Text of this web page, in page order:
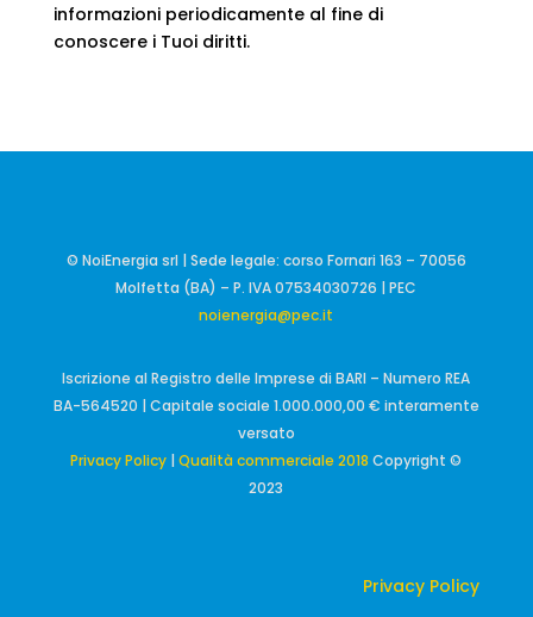
informazioni periodicamente al fine di
conoscere i Tuoi diritti.
© NoiEnergia srl | Sede legale: corso Fornari 163 – 70056
Molfetta (BA) – P. IVA 07534030726 | PEC
noienergia@pec.it
Iscrizione al Registro delle Imprese di BARI – Numero REA
BA-564520 | Capitale sociale 1.000.000,00 € interamente
versato
Privacy Policy |Qualità commerciale 2018 Copyright ©
2023
Privacy Policy